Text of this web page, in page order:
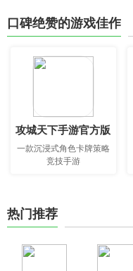
口碑绝赞的游戏佳作
攻城天下手游官方版
一款沉浸式角色卡牌策略
竞技手游
热门推荐